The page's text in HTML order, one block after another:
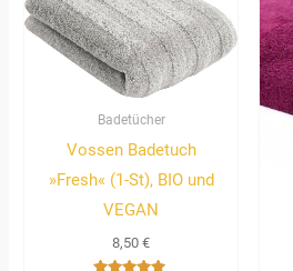
Badetücher
Vossen Badetuch
»Fresh« (1-St), BIO und
VEGAN
8,50€